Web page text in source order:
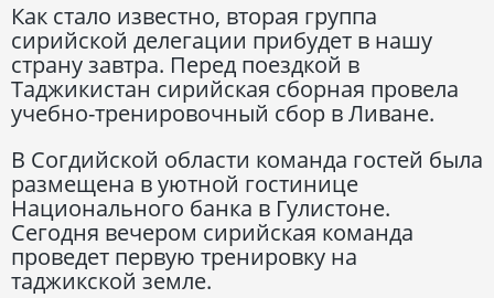
Как стало известно, вторая группа
сирийской делегации прибудет в нашу
страну завтра. Перед поездкой в
Таджикистан сирийская сборная провела
учебно-тренировочный сбор в Ливане.
В Согдийской области команда гостей была
размещена в уютной гостинице
Национального банка в Гулистоне.
Сегодня вечером сирийская команда
проведет первую тренировку на
таджикской земле.